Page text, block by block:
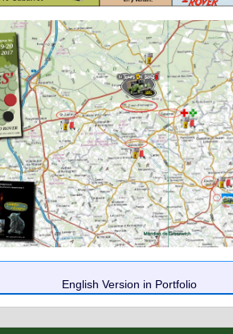
English Version in Portfolio